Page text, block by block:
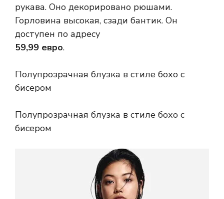
рукава. Оно декорировано рюшами.
Горловина высокая, сзади бантик. Он
доступен по адресу
59,99 евро.
Полупрозрачная блузка в стиле бохо с
бисером
Полупрозрачная блузка в стиле бохо с
бисером